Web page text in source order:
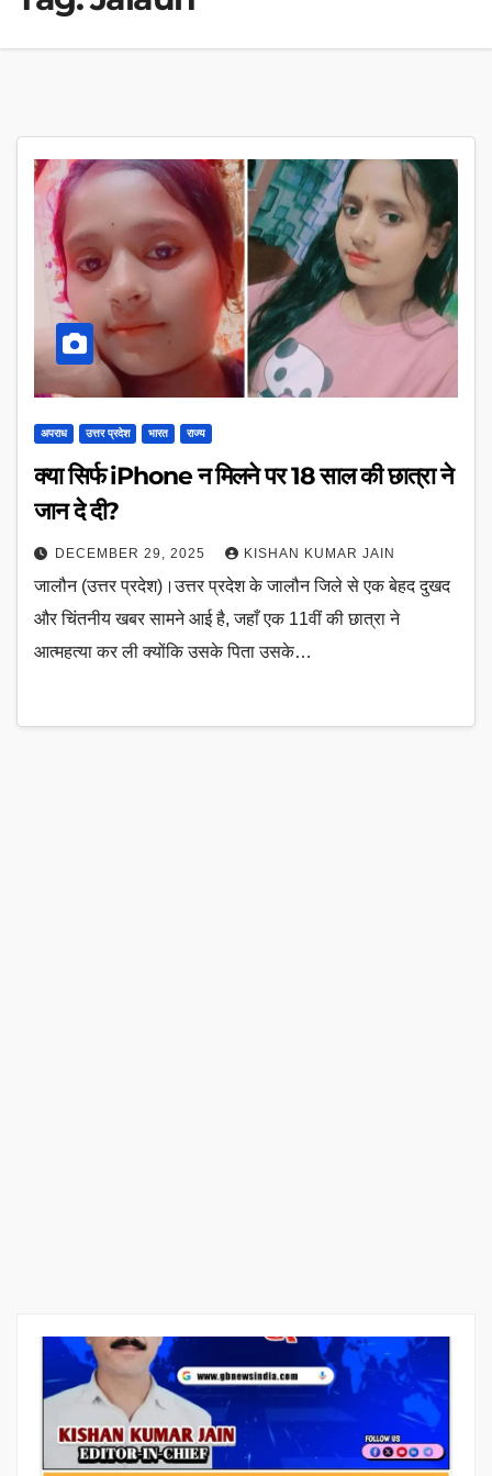
अपराध उत्तर प्रदेश भारत राज्य
क्या सिर्फ iPhone न मिलने पर 18 साल की छात्रा ने
जान दे दी?
DECEMBER 29, 2025 KISHAN KUMAR JAIN
जालौन (उत्तर प्रदेश)।उत्तर प्रदेश के जालौन जिले से एक बेहद दुखद
और चिंतनीय खबर सामने आई है, जहाँ एक 11वीं की छात्रा ने
आत्महत्या कर ली क्योंकि उसके पिता उसके…